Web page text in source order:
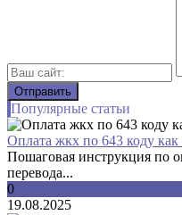
Популярные статьи
Оплата жкх по 643 коду как
Пошаговая инструкция по
перевода...
0
19.08.2025